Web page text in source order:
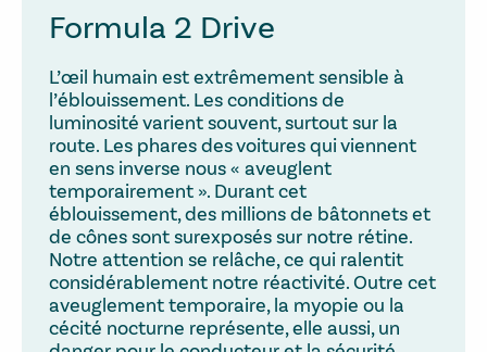
Formula 2 Drive
L’œil humain est extrêmement sensible à
l’éblouissement. Les conditions de
luminosité varient souvent, surtout sur la
route. Les phares des voitures qui viennent
en sens inverse nous « aveuglent
temporairement ». Durant cet
éblouissement, des millions de bâtonnets et
de cônes sont surexposés sur notre rétine.
Notre attention se relâche, ce qui ralentit
considérablement notre réactivité. Outre cet
aveuglement temporaire, la myopie ou la
cécité nocturne représente, elle aussi, un